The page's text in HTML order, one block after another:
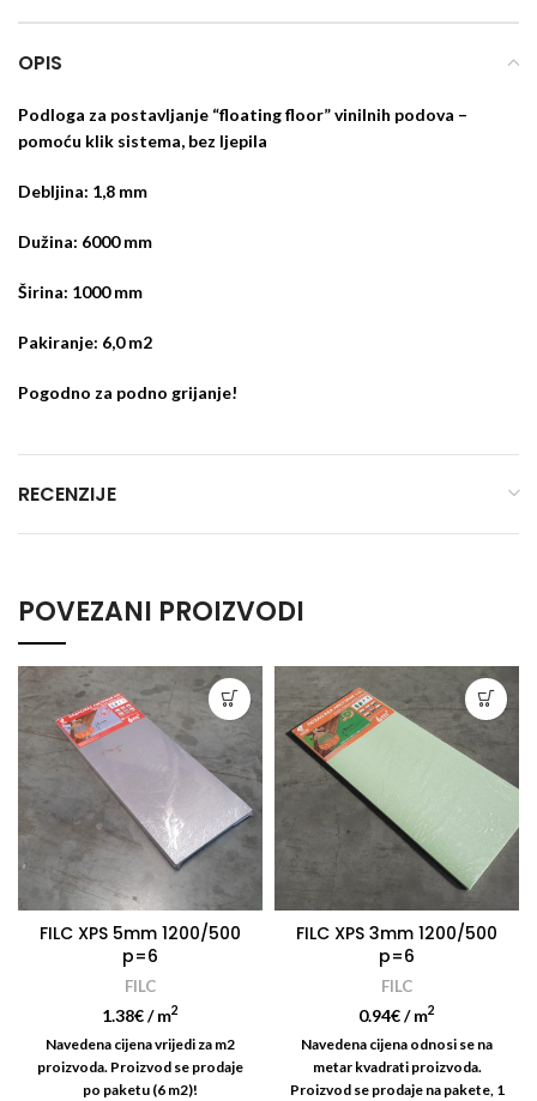
OPIS
Podloga za postavljanje “floating floor” vinilnih podova –
pomoću klik sistema, bez ljepila
Debljina: 1,8 mm
Dužina: 6000 mm
Širina: 1000 mm
Pakiranje: 6,0 m2
Pogodno za podno grijanje!
RECENZIJE
POVEZANI PROIZVODI
FILC XPS 5mm 1200/500
p=6
FILC
1.38€/ m2
Navedena cijena vrijedi za m2
proizvoda. Proizvod se prodaje
po paketu (6 m2)!
FILC XPS 3mm 1200/500
p=6
FILC
0.94€/ m2
Navedena cijena odnosi se na
metar kvadrati proizvoda.
Proizvod se prodaje na pakete, 1